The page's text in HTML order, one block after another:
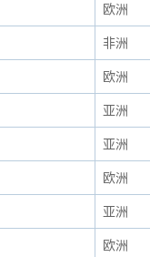
欧洲
非洲
欧洲
亚洲
亚洲
欧洲
亚洲
欧洲